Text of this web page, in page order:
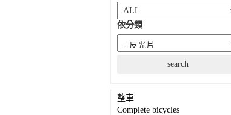
依分類
整車
Complete bicycles